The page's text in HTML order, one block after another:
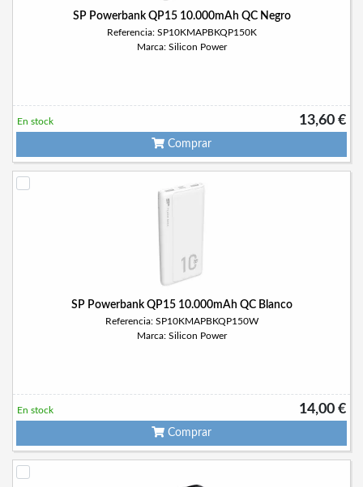
SP Powerbank QP15 10.000mAh QC Negro
Referencia: SP10KMAPBKQP150K
Marca: Silicon Power
13,60 €
En stock
Comprar
SP Powerbank QP15 10.000mAh QC Blanco
Referencia: SP10KMAPBKQP150W
Marca: Silicon Power
14,00 €
En stock
Comprar